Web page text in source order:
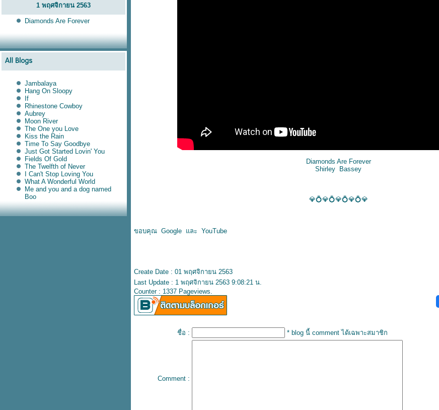
1 พฤศจิกายน 2563
Diamonds Are Forever
Jambalaya
Hang On Sloopy
If
Rhinestone Cowboy
Aubrey
Moon River
The One you Love
Kiss the Rain
Time To Say Goodbye
Just Got Started Lovin' You
Fields Of Gold
The Twelfth of Never
I Can't Stop Loving You
What A Wonderful World
Me and you and a dog named
Boo
Pepito
The Way We Were
Diamonds Are Forever
Shirley Bassey
💎💍💎💍💎💍💎💍💎
ขอบคุณ Google และ YouTube
Create Date : 01 พฤศจิกายน 2563
Last Update : 1 พฤศจิกายน 2563 9:08:21 น.
Counter : 1337 Pageviews.
ชื่อ : * blog นี้ comment ได้เฉพาะสมาชิก
Comment :